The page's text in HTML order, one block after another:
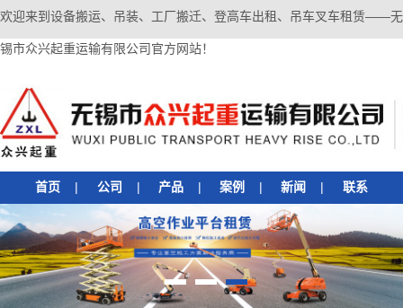
欢迎来到设备搬运、吊装、工厂搬迁、登高车出租、吊车叉车租赁——无
锡市众兴起重运输有限公司官方网站！
首页 | 公司 | 产品 | 案例 | 新闻 | 联系
1 2 3